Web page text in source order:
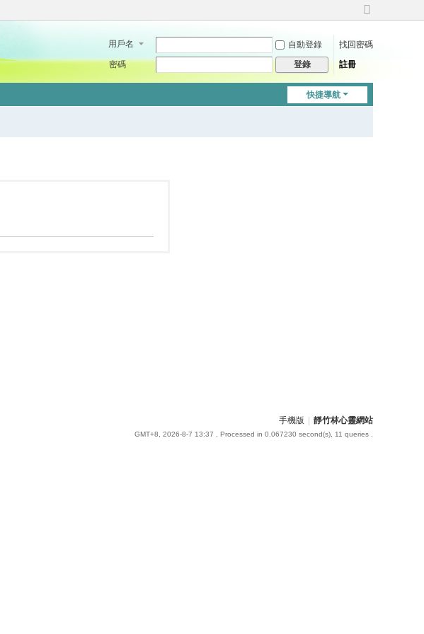
切
到
用戶名 自動登錄
找回密碼
密碼
登錄 註冊
快捷導航
手機版 靜竹林心靈網站
GMT+8, 2026-8-7 13:37 , Processed in 0.067230 second(s), 11 queries .